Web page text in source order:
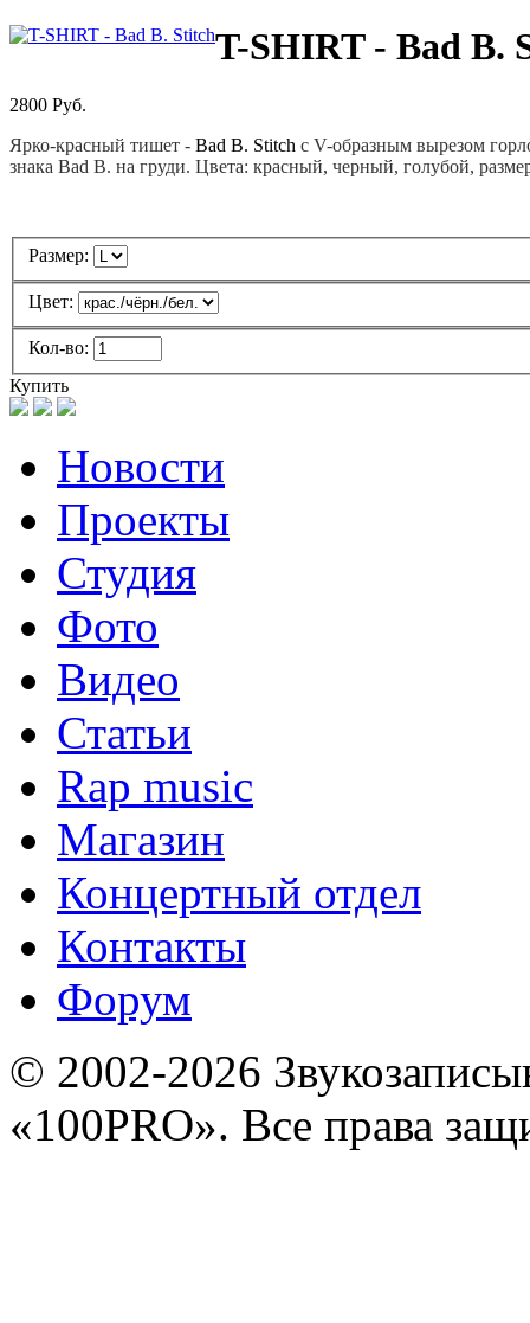
T-SHIRT - Bad B.
2800 Pуб.
Ярко-красный тишет - Bad B. Stitch с V-образным вырезом
знака Bad B. на груди. Цвета: красный, черный, голубой,
Размер:
Цвет:
Кол-во:
Купить
Новости
Проекты
Студия
Фото
Видео
Статьи
Rap music
Магазин
Концертный отдел
Контакты
Форум
© 2002-2026
«100PRO». Все права